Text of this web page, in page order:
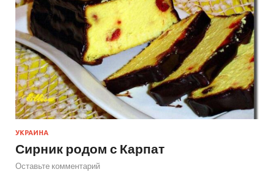
УКРАИНА
Сирник родом с Карпат
Оставьте комментарий